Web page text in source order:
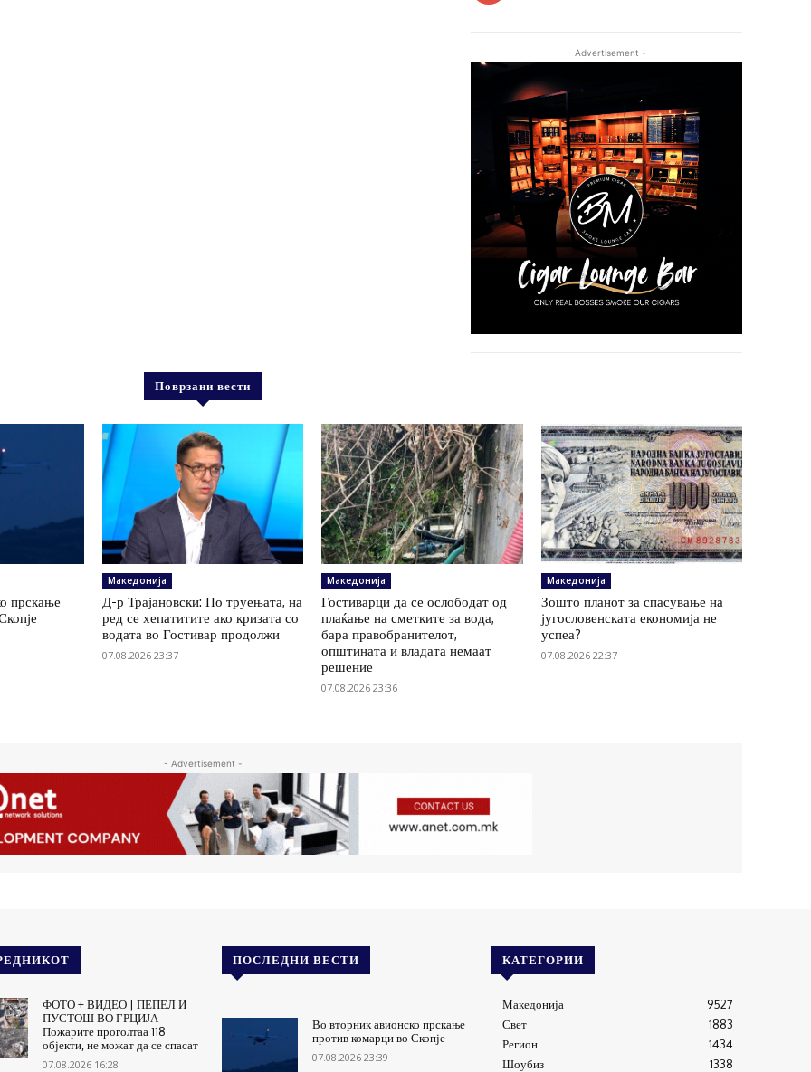
- Advertisement -
Поврзани вести
прскање
Македонија
Д-р Трајановски: По труењата, на
ред се хепатитите ако кризата со
водата во Гостивар продолжи
07.08.2026 23:37
Македонија
Гостиварци да се ослободат од
плаќање на сметките за вода,
бара правобранителот,
општината и владата немаат
решение
07.08.2026 23:36
Македонија
Зошто планот за спасување на
југословенската економија не
успеа?
07.08.2026 22:37
- Advertisement -
ФОТО + ВИДЕО | ПЕПЕЛ И
ПУСТОШ ВО ГРЦИЈА –
Пожарите проголтаа 118
објекти, не можат да се спасат
07.08.2026 16:28
ПОСЛЕДНИ ВЕСТИ
Во вторник авионско прскање
против комарци во Скопје
07.08.2026 23:39
КАТЕГОРИИ
Македонија
9527
Свет
1883
Регион
1434
Шоубиз
1338